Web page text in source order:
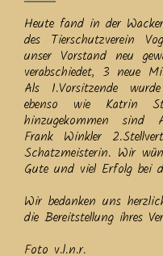
Heute fand in der
des Tierschutzverein
unser Vorstand neu
verabschiedet, 3 neue
Als 1.Vorsitzende
ebenso wie Katrin
hinzugekommen sind
Frank Winkler
Schatzmeisterin. Wir
Gute und viel Erfolg bei
Wir bedanken uns
die Bereitstellung ihres
Foto v.l.n.r.